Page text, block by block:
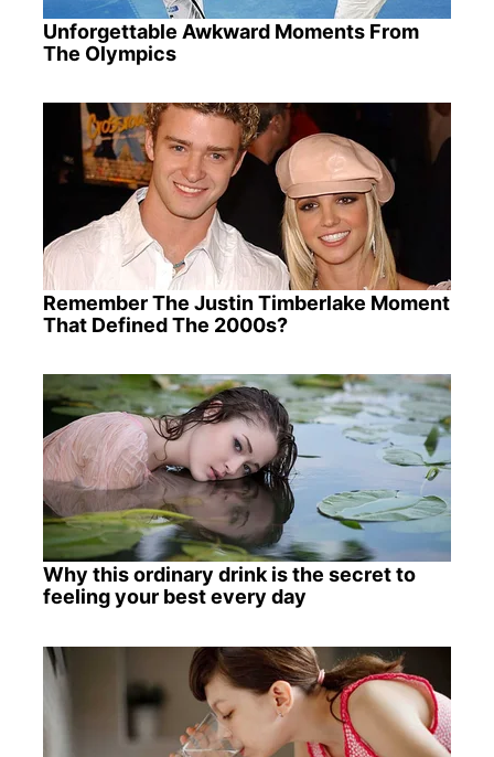
Unforgettable Awkward Moments From
The Olympics
Remember The Justin Timberlake Moment
That Defined The 2000s?
Why this ordinary drink is the secret to
feeling your best every day